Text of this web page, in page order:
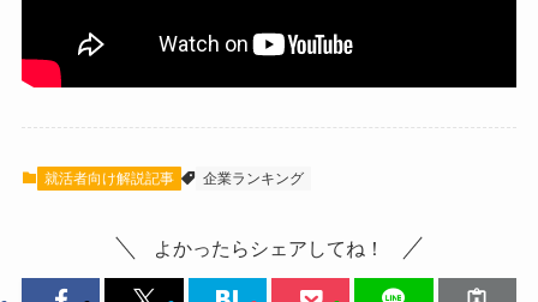
就活者向け解説記事 企業ランキング
よかったらシェアしてね！